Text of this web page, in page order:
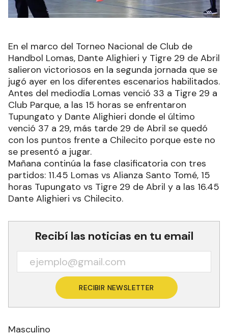
En el marco del Torneo Nacional de Club de
Handbol Lomas, Dante Alighieri y Tigre 29 de Abril
salieron victoriosos en la segunda jornada que se
jugó ayer en los diferentes escenarios habilitados.
Antes del mediodía Lomas venció 33 a Tigre 29 a
Club Parque, a las 15 horas se enfrentaron
Tupungato y Dante Alighieri donde el último
venció 37 a 29, más tarde 29 de Abril se quedó
con los puntos frente a Chilecito porque este no
se presentó a jugar.
Mañana continúa la fase clasificatoria con tres
partidos: 11.45 Lomas vs Alianza Santo Tomé, 15
horas Tupungato vs Tigre 29 de Abril y a las 16.45
Dante Alighieri vs Chilecito.
Recibí las noticias en tu email
RECIBIR NEWSLETTER
Masculino